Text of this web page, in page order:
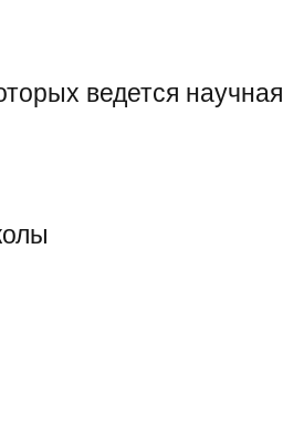
ведется научная